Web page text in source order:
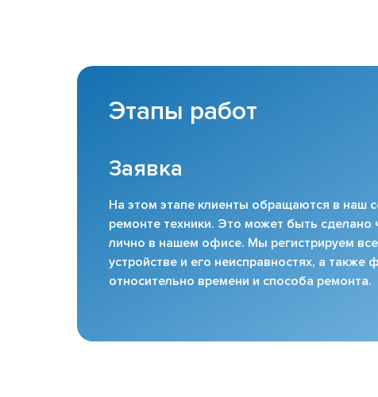
Этапы работ
Заявка
На этом этапе клиенты обращаются в наш
ремонте техники. Это может быть сделано
лично в нашем офисе. Мы регистрируем
устройстве и его неисправностях, а также
относительно времени и способа ремонта.